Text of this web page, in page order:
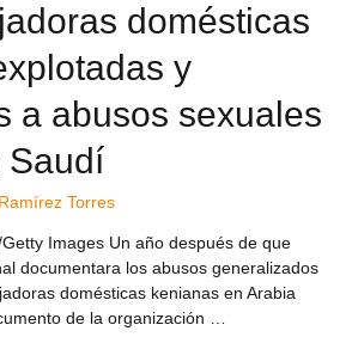
domésticas
y
a abusos sexuales
Saudí
Torres
Images Un año después de que
documentara los abusos generalizados
domésticas kenianas en Arabia
de la organización …